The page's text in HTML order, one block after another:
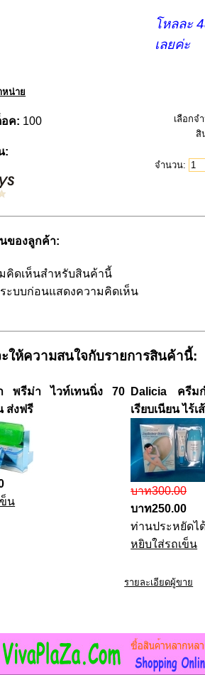
โหลละ
เลยค่ะ
น่าย
ค: 100
:
เลือกจ
สิ
จำนวน:
ของลูกค้า:
คิดเห็นสำหรับสินค้านี้
ะบบก่อนแสดงความคิดเห็น
ให้ความสนใจกับรายการสินค้านี้:
พรีม่า ไวท์เทนนิ่ง 70
ส่งฟรี
น
Dalicia ครีม
เรียบเนียน ไร้เ
บาท300.00
บาท250.00
ท่านประหยัดไ
หยิบใส่รถเข็น
รายละเอียดผู้ขาย